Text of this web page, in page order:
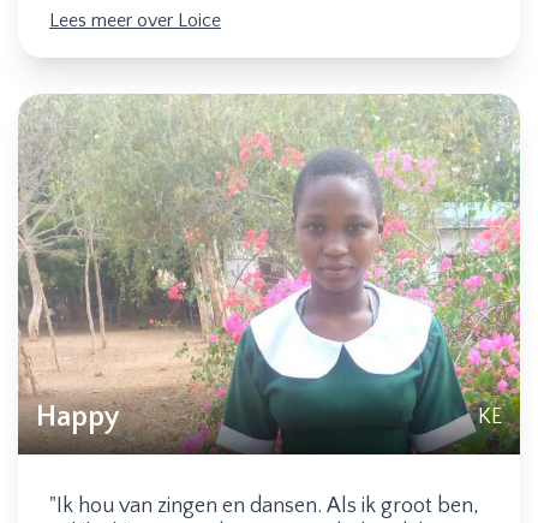
Lees meer over Loice
Happy KE
"Ik hou van zingen en dansen. Als ik groot ben,